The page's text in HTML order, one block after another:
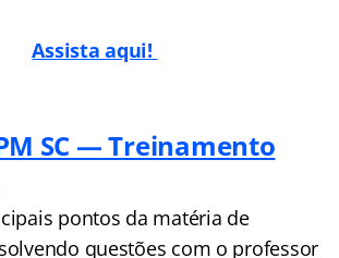
Assista aqui!
SC — Treinamento
pontos da matéria de
questões com o professor